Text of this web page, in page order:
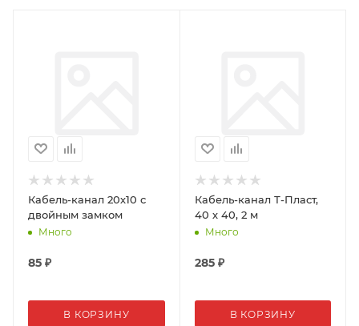
Кабель-канал 20х10 с
двойным замком
Много
85 ₽
В КОРЗИНУ
Кабель-канал Т-Пласт,
40 х 40, 2 м
Много
285₽
В КОРЗИНУ